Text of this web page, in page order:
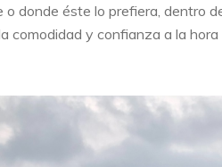
donde éste lo prefiera, dentro
y confianza a la